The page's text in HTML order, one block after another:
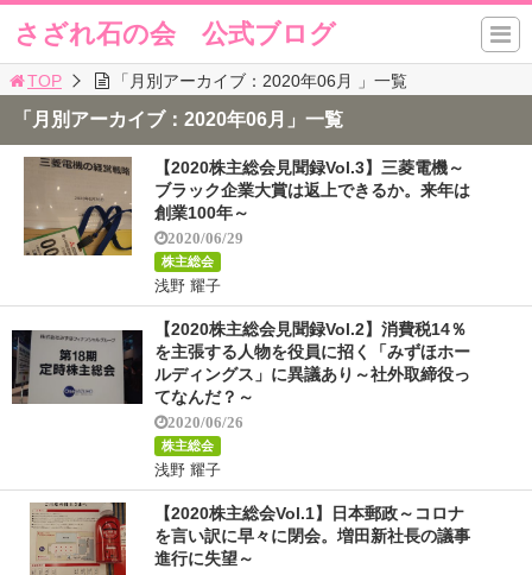
さざれ石の会 公式ブログ
TOP 「月別アーカイブ：2020年06月 」一覧
「月別アーカイブ：2020年06月」一覧
【2020株主総会見聞録Vol.3】三菱電機～
ブラック企業大賞は返上できるか。来年は
創業100年～
2020/06/29
株主総会
浅野 耀子
【2020株主総会見聞録Vol.2】消費税14％
を主張する人物を役員に招く「みずほホー
ルディングス」に異議あり～社外取締役っ
てなんだ？～
2020/06/26
株主総会
浅野 耀子
【2020株主総会Vol.1】日本郵政～コロナ
を言い訳に早々に閉会。増田新社長の議事
進行に失望～